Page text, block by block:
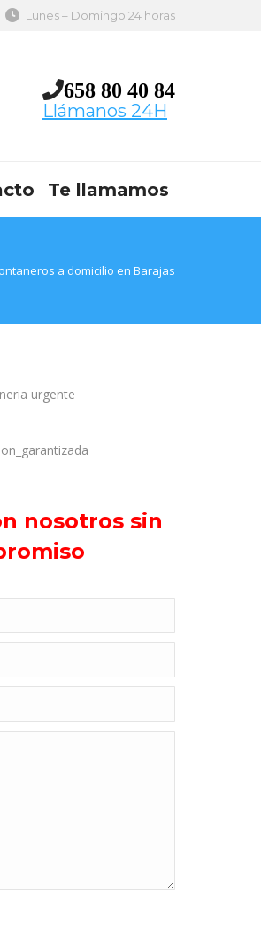
Lunes – Domingo 24 horas
658 80 40 84
Llámanos 24H
Te llamamos
a domicilio en Barajas
nosotros sin